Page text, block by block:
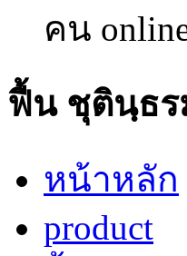
คน
ฟื้น ชุตินฺธร
หน้าหลัก
product